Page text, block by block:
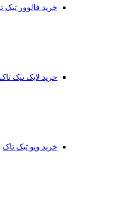
خرید فالوور تیک
خرید لایک تیک تاک
خرید ویو تیک تاک